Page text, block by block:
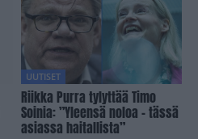
UUTISET
Riikka Purra tylyttää Timo
Soinia: ”Yleensä noloa – tässä
asiassa haitallista”